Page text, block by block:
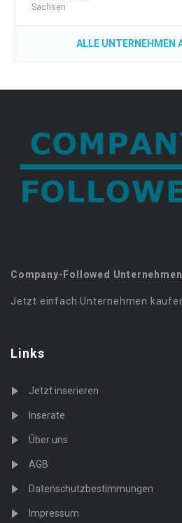
Sachsen
ALLE UNTERNEHMEN
Company-Followed
Jetzt einfach Unternehmen
Links
Jetzt inserieren
Inserate
Über uns
AGB
Datenschutzbestimmungen
Impressum